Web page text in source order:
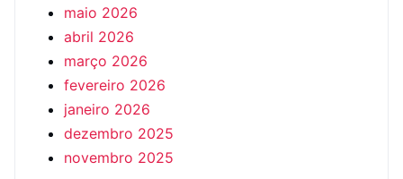
maio 2026
abril 2026
março 2026
fevereiro 2026
janeiro 2026
dezembro 2025
novembro 2025